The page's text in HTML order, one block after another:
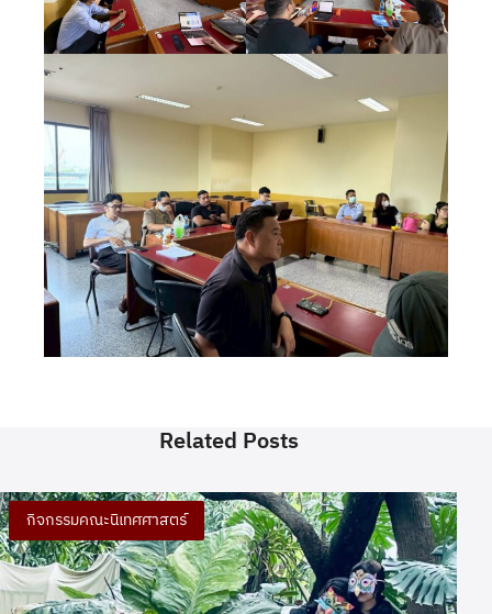
Related Posts
กิจกรรมคณะนิเทศศาสตร์